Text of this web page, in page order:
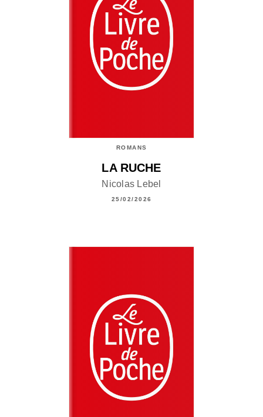
ROMANS
LA RUCHE
Nicolas Lebel
25/02/2026